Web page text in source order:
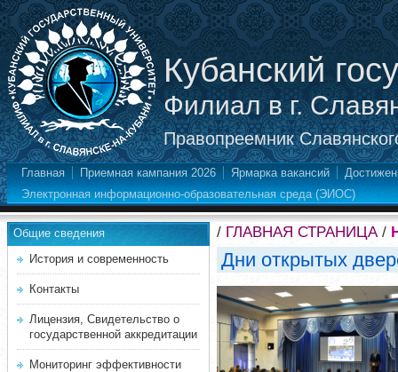
Кубанский
Филиал в г.
Правопреемник
Главная Приемная кампания 2026 Ярмарка вакансий
Электронная информационно-образовательная среда (ЭИОС)
Общие сведения
История и современность
Контакты
Лицензия, Свидетельство о
государственной аккредитации
Мониторинг эффективности
/ ГЛАВНАЯ СТРАНИЦА/
Дни открытых